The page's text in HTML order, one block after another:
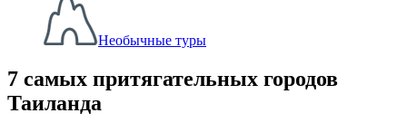
Необычные туры
7 самых притягательных городов
Таиланда